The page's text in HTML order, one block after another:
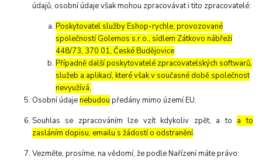
údajů, osobní údaje však mohou zpracovávat i tito zpracovatelé:
Poskytovatel služby Eshop-rychle, provozované
společností Golemos s.r.o., sídlem Zátkovo nábřeží
448/73, 370 01, České Budějovice
Případně další poskytovatelé zpracovatelských softwarů,
služeb a aplikací, které však v současné době společnost
nevyužívá.
Osobní údajenebudou předány mimo území EU.
Souhlas se zpracováním lze vzít kdykoliv zpět, a to a to
zasláním dopisu, emailu s žádostí o odstranění.
Vezměte, prosíme, na vědomí, že podle Nařízení máte právo: